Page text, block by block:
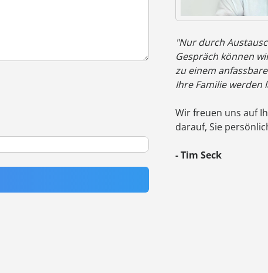
"Nur durch
Gespräch können
zu einem
Ihre Familie werden
Wir freuen uns auf
darauf, Sie
- Tim Seck